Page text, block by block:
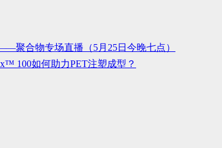
聚合物专场直播（5月25日今晚七点）
100如何助力PET注塑成型？